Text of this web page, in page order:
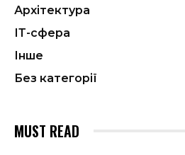
Архітектура
ІТ-сфера
Інше
Без категорії
MUST READ